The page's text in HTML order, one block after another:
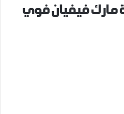
مارك فيفيان فوي